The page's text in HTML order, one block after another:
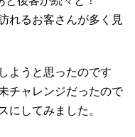
れるお客さんが多く見
ようと思ったのです
チャレンジだったので
にしてみました。